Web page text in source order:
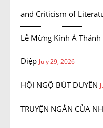
and Criticism of
Lễ Mừng Kính Á
Diệp July 29, 2026
HỘI NGỘ BÚT DUYÊN
TRUYỆN NGẮN CỦA